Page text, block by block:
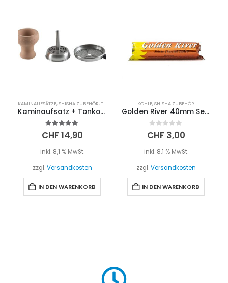
KAMINAUFSÄTZE,SHISHA ZUBEHÖR,TABAKKÖPFE
Kaminaufsatz + Tonkopf Set
5.00out of 5
CHF 14,90
inkl. 8,1 % MwSt.
zzgl.Versandkosten
IN DEN WARENKORB
KOHLE,SHISHA ZUBEHÖR
Golden River 40mm Selbstzünder Kohle
0 out of 5
CHF 3,00
inkl. 8,1 % MwSt.
zzgl.Versandkosten
IN DEN WARENKORB